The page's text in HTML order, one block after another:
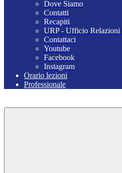
Dove Siamo
Contatti
Recapiti
URP - Ufficio Relazioni
Contattaci
Youtube
Facebook
Instagram
Orario lezioni
Professionale